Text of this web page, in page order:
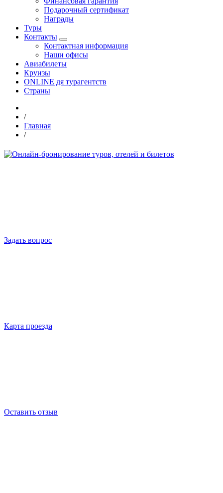
Подарочный сертификат
Награды
Туры
Контакты
Контактная информация
Наши офисы
Авиабилеты
Круизы
ONLINE дя турагентств
Страны
/
Главная
/
Задать вопрос
Карта проезда
Оставить отзыв